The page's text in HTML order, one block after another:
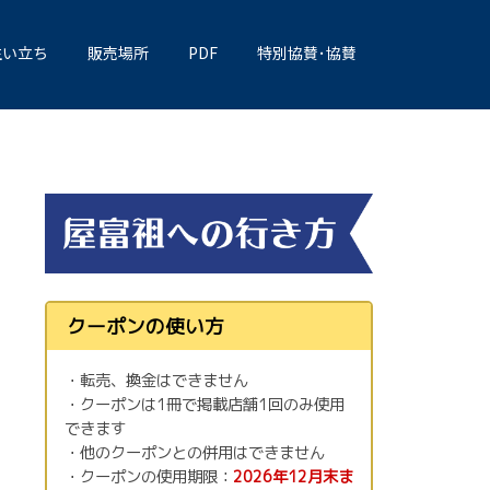
立ち 販売場所 PDF 特別協賛･協賛
クーポンの使い方
・転売、換金はできません
・クーポンは1冊で掲載店舗1回のみ使用
できます
・他のクーポンとの併用はできません
・クーポンの使用期限： 2026年12月末ま